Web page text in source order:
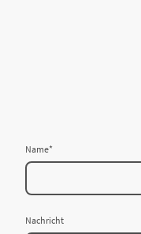
Name*
Nachricht